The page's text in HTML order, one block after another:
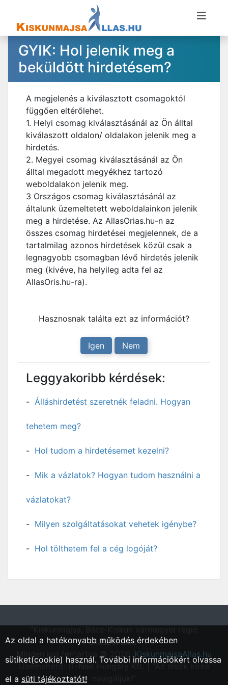
GYIK: Hol jelenik meg a
beküldött hirdetésem?
A megjelenés a kiválasztott csomagoktól
függően eltérőlehet.
1. Helyi csomag kiválasztásánál az Ön álltal
kiválaszott oldalon/ oldalakon jelenik meg a
hirdetés.
2. Megyei csomag kiválasztásánál az Ön
álltal megadott megyékhez tartozó
weboldalakon jelenik meg.
3 Országos csomag kiválasztásánál az
általunk üzemeltetett weboldalainkon jelenik
meg a hirdetése. Az AllasOrias.hu-n az
összes csomag hirdetései megjelennek, de a
tartalmilag azonos hirdetések közül csak a
legnagyobb csomagban lévő hirdetés jelenik
meg (kivéve, ha helyileg adta fel az
AllasOris.hu-ra).
Hasznosnak találta ezt az információt?
Igen Nem
Leggyakoribb kérdések:
Álláshirdetést szeretnék feladni. Hogyan
tehetem meg?
Hol tudom a hirdetésemet kezelni?
Mik a vázlatok? Hogyan tudom használni a
vázlatokat?
Milyen szolgáltatásokat vehetek igénybe?
Hol tölthetem fel a cég logóját?
állásportálja"
Minden jog fentartva © 2026.KiskunmajsaAllas.hu
Üzemeltető: IT-Nav Hungary Kft. | "Az elsők közé
Az oldal a hatékonyabb működés érdekében
sütiket(cookie) használ. További információkért olvassa
el a süti tájékoztatót!